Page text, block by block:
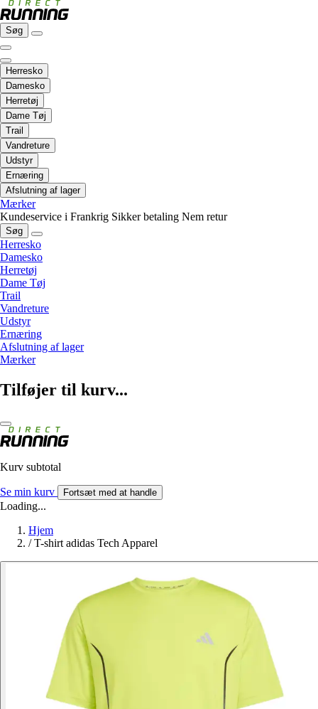
Søg
Herresko
Damesko
Herretøj
Dame Tøj
Trail
Vandreture
Udstyr
Ernæring
Afslutning af lager
Mærker
Kundeservice i Frankrig Sikker betaling Nem retur
Søg
Herresko
Damesko
Herretøj
Dame Tøj
Trail
Vandreture
Udstyr
Ernæring
Afslutning af lager
Mærker
Tilføjer til kurv...
Kurv subtotal
Se min kurv Fortsæt med at handle
Loading...
Hjem
/ T-shirt adidas Tech Apparel